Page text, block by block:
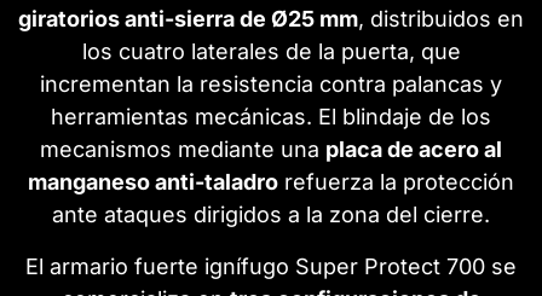
giratorios anti-sierra de Ø25 mm, distribuidos en
los cuatro laterales de la puerta, que
incrementan la resistencia contra palancas y
herramientas mecánicas. El blindaje de los
mecanismos mediante una placa de acero al
manganeso anti-taladro refuerza la protección
ante ataques dirigidos a la zona del cierre.
El armario fuerte ignífugo Super Protect 700 se